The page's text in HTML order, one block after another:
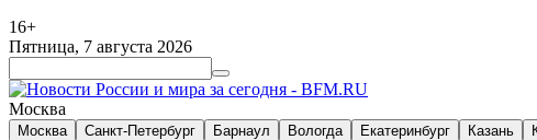
16+
Пятница, 7 августа 2026
Москва
Москва Санкт-Петербург Барнаул Вологда Екатеринбург Казань